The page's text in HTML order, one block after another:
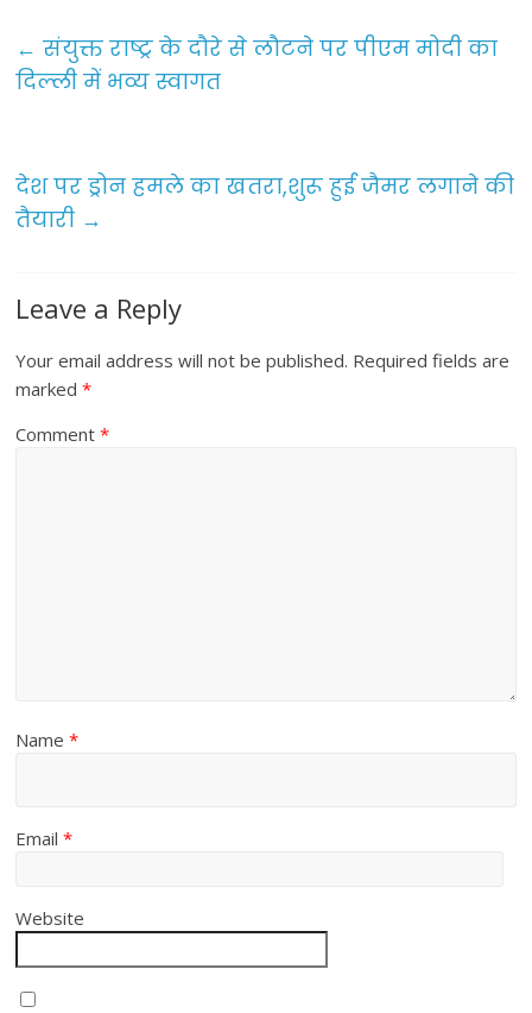
e
b
o
k
er l e
← संयुक्त राष्ट्र के दौरे से लौटने पर पीएम मोदी का
दिल्ली में भव्य स्वागत
देश पर ड्रोन हमले का खतरा,शुरू हुई जैमर लगाने की
तैयारी →
Leave a Reply
Your email address will not be published. Required fields are
marked*
Comment*
Name*
Email*
Website